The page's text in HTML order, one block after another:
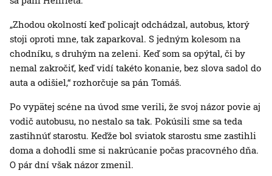
„Zhodou okolností keď policajt odchádzal, autobus, ktorý
stoji oproti mne, tak zaparkoval. S jedným kolesom na
chodníku, s druhým na zeleni. Keď som sa opýtal, či by
nemal zakročiť, keď vidí takéto konanie, bez slova sadol do
auta a odišiel,“ rozhorčuje sa pán Tomáš.
Po vypätej scéne na úvod sme verili, že svoj názor povie aj
vodič autobusu, no nestalo sa tak. Pokúsili sme sa teda
zastihnúť starostu. Keďže bol sviatok starostu sme zastihli
doma a dohodli sme si nakrúcanie počas pracovného dňa.
O pár dní však názor zmenil.